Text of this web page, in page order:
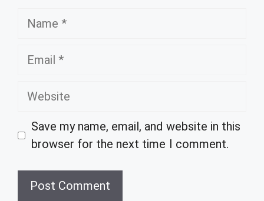
Name
Email
Website
Save my name, email, and website in this
browser for the next time I comment.